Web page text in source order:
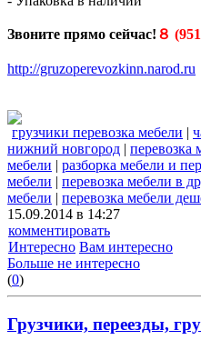
Звоните прямо сейчас! ８
http://gruzoperevozkinn.narod.ru
грузчики перевозка мебели |
нижний новгород | перевозка
мебели | разборка мебели и
мебели | перевозка мебели в
мебели | перевозка мебели
15.09.2014 в 14:27
комментировать
Интересно Вам интересно
Больше не интересно
(0)
Грузчики, переезды,